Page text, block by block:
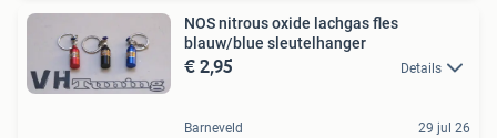
NOS nitrous oxide lachgas fles
blauw/blue sleutelhanger
€ 2,95 Details
Barneveld 29 jul 26